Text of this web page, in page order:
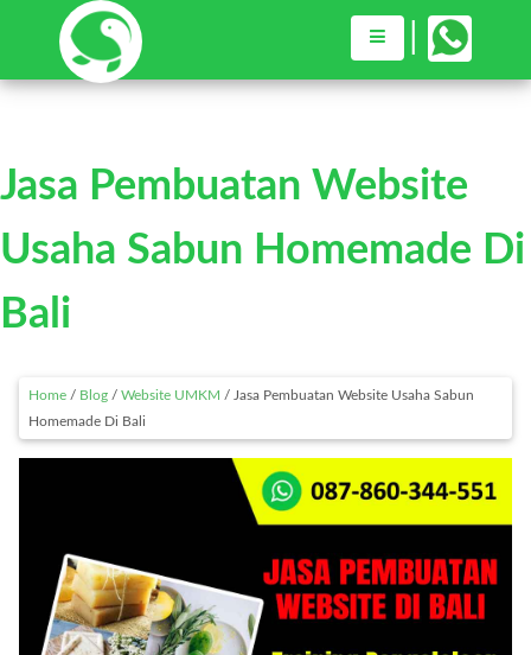
×
Jasa Web Desain
Toko Komputer
Blog
Consultation
Contact
Jasa Pembuatan Website
Usaha Sabun Homemade Di
Bali
Home / Blog / Website UMKM / Jasa Pembuatan Website Usaha Sabun
Homemade Di Bali